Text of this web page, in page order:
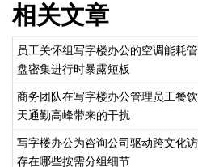
相关文章
员工关怀组写字楼办公的空调能耗
盘密集进行时暴露短板
商务团队在写字楼办公管理员工餐
天通勤高峰带来的干扰
写字楼办公为咨询公司驱动跨文化
存在哪些按需分组细节